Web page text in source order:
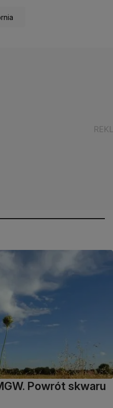
Powrót skwaru